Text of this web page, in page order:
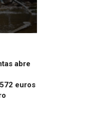
abre
euros